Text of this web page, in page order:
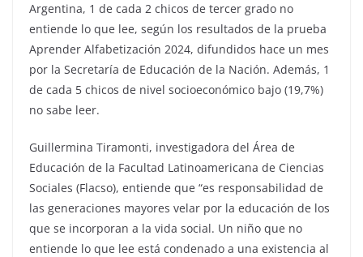
Argentina, 1 de cada 2 chicos de tercer grado no
entiende lo que lee, según los resultados de la prueba
Aprender Alfabetización 2024, difundidos hace un mes
por la Secretaría de Educación de la Nación. Además, 1
de cada 5 chicos de nivel socioeconómico bajo (19,7%)
no sabe leer.
Guillermina Tiramonti, investigadora del Área de
Educación de la Facultad Latinoamericana de Ciencias
Sociales (Flacso), entiende que “es responsabilidad de
las generaciones mayores velar por la educación de los
que se incorporan a la vida social. Un niño que no
entiende lo que lee está condenado a una existencia al